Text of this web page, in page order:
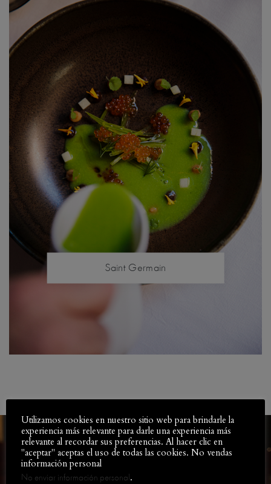
Saint Germain
¡Reserva tu sitio en el mejor restaurante francés en
Utilizamos cookies en nuestro sitio web para brindarle la
experiencia más relevante para darle una experiencia más
relevante al recordar sus preferencias. Al hacer clic en
"aceptar" aceptas el uso de todas las cookies. No vendas
información personal
No enviar información personal .